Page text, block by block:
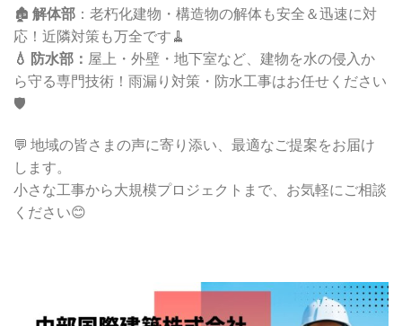
🏚️ 解体部 ：老朽化建物・構造物の解体も安全＆迅速に対
応！近隣対策も万全です🧹
💧 防水部： 屋上・外壁・地下室など、建物を水の侵入か
ら守る専門技術！雨漏り対策・防水工事はお任せください
🛡️
💬 地域の皆さまの声に寄り添い、最適なご提案をお届け
します。
小さな工事から大規模プロジェクトまで、お気軽にご相談
ください😊